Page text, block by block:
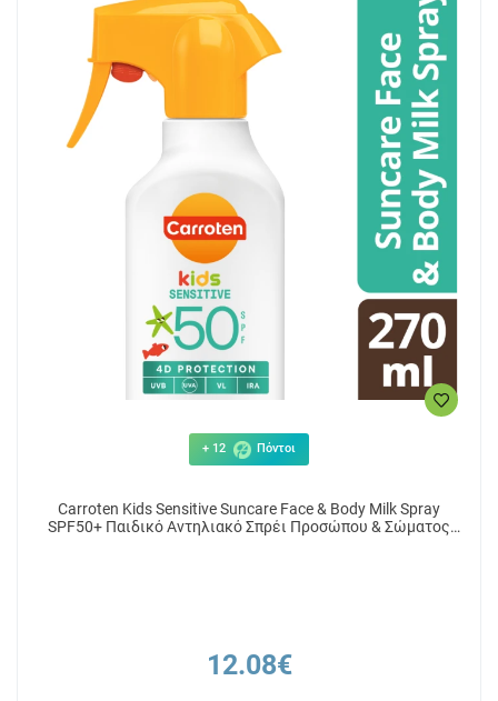
+ 12 Πόντοι
Carroten Kids Sensitive Suncare Face & Body Milk Spray
SPF50+ Παιδικό Αντηλιακό Σπρέι Προσώπου & Σώματος
12.08€